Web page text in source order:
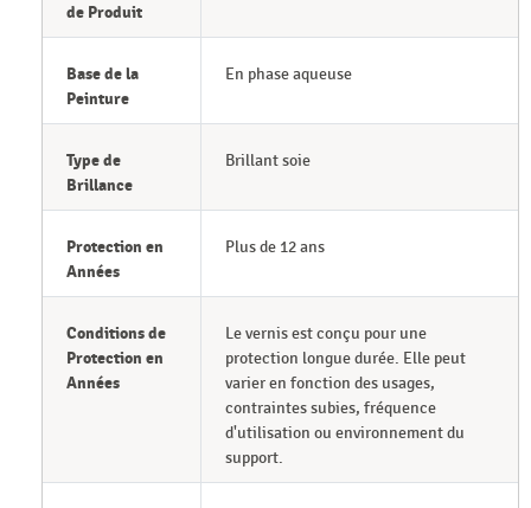
de Produit
Base de la
Peinture
En phase aqueuse
Type de
Brillance
Brillant soie
Protection en
Années
Plus de 12 ans
Conditions de
Protection en
Années
Le vernis est conçu pour une
protection longue durée. Elle peut
varier en fonction des usages,
contraintes subies, fréquence
d'utilisation ou environnement du
support.